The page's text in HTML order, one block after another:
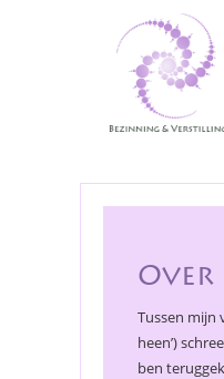
Over
Tussen mijn
heen’)
ben